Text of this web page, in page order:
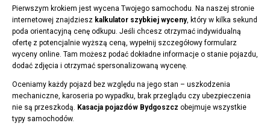
Pierwszym krokiem jest wycena Twojego samochodu. Na naszej stronie
internetowej znajdziesz kalkulator szybkiej wyceny, który w kilka sekund
poda orientacyjną cenę odkupu. Jeśli chcesz otrzymać indywidualną
ofertę z potencjalnie wyższą ceną, wypełnij szczegółowy formularz
wyceny online. Tam możesz podać dokładne informacje o stanie pojazdu,
dodać zdjęcia i otrzymać spersonalizowaną wycenę.
Oceniamy każdy pojazd bez względu na jego stan – uszkodzenia
mechaniczne, karoseria po wypadku, brak przeglądu czy ubezpieczenia
nie są przeszkodą. Kasacja pojazdów Bydgoszcz obejmuje wszystkie
typy samochodów.